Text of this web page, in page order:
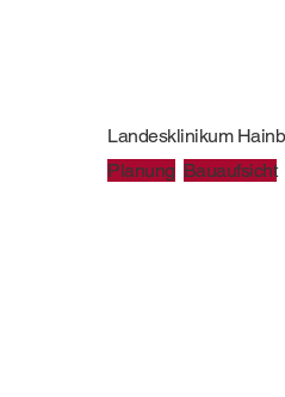
Landesklinikum
Planung Bauaufsicht